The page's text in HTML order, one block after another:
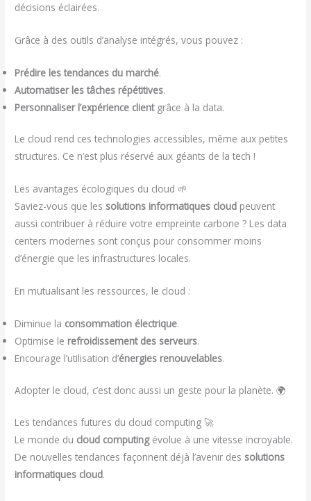
décisions éclairées.
Grâce à des outils d’analyse intégrés, vous pouvez :
Prédire les tendances du marché.
Automatiser les tâches répétitives.
Personnaliser l’expérience clientgrâce à la data.
Le cloud rend ces technologies accessibles, même aux petites
structures. Ce n’est plus réservé aux géants de la tech !
Les avantages écologiques du cloud 🌱
Saviez-vous que les solutions informatiques cloud peuvent
aussi contribuer à réduire votre empreinte carbone ? Les data
centers modernes sont conçus pour consommer moins
d’énergie que les infrastructures locales.
En mutualisant les ressources, le cloud :
Diminue la consommation électrique.
Optimise le refroidissement des serveurs.
Encourage l’utilisation d’énergies renouvelables.
Adopter le cloud, c’est donc aussi un geste pour la planète. 🌍
Les tendances futures du cloud computing 🚀
Le monde du cloud computingévolue à une vitesse incroyable.
De nouvelles tendances façonnent déjà l’avenir des solutions
informatiques cloud.